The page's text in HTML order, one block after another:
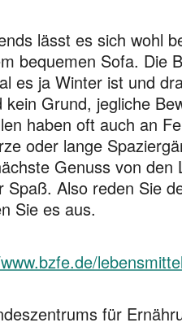
lässt es sich wohl
bequemen Sofa. Die
es ja Winter ist und
Grund, jegliche
haben oft auch an
oder lange
Genuss von den
Spaß. Also reden Sie
Sie es aus.
für